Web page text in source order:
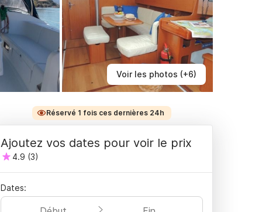
Voir les photos (+6)
Réservé 1 fois ces dernières 24h
Ajoutez vos dates pour voir le prix
4.9 (3)
Dates: